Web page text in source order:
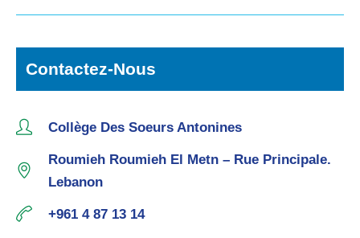
Contactez-Nous
Collège Des Soeurs Antonines
Roumieh Roumieh El Metn – Rue Principale.
Lebanon
+961 4 87 13 14